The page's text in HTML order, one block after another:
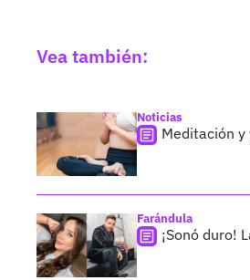
Vea también:
Noticias
Meditación y
Farándula
¡Sonó duro!